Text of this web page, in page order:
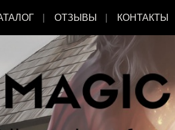
ОТЗЫВЫ КОНТАКТЫ